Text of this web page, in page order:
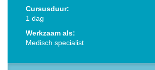
Cursusduur:
1 dag
Werkzaam als:
Medisch specialist